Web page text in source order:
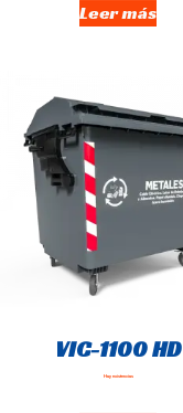
Leer más
VIC-1100 HD
Hay existencias